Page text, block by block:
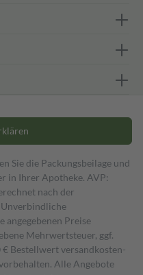
Sie die Packungsbeilage und
in Ihrer Apotheke. AVP:
nach der
angegebenen Preise
Mehrwertsteuer, ggf.
€ Bestell­wert versand­kosten­
Alle Angebote